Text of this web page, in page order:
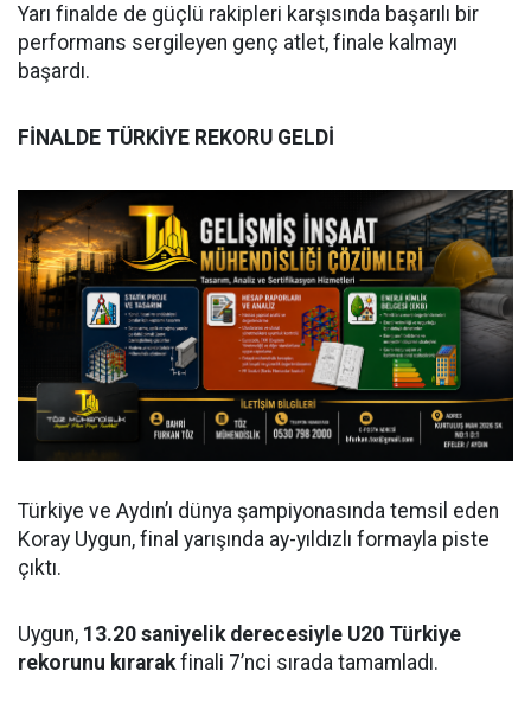
Yarı finalde de güçlü rakipleri karşısında başarılı bir
performans sergileyen genç atlet, finale kalmayı
başardı.
FİNALDE TÜRKİYE REKORU GELDİ
Türkiye ve Aydın’ı dünya şampiyonasında temsil eden
Koray Uygun, final yarışında ay-yıldızlı formayla piste
çıktı.
Uygun, 13.20 saniyelik derecesiyle U20 Türkiye
rekorunu kırarakfinali 7’nci sırada tamamladı.